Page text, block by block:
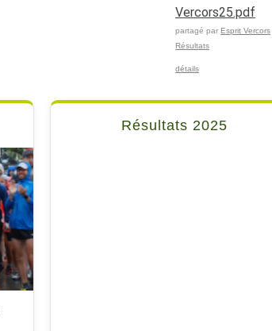
Vercors25.pdf
partagé par Esprit Vercors
Résultats
détails
Résultats 2025